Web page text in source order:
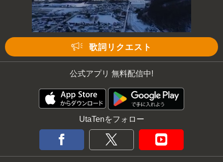
歌詞リクエスト
公式アプリ 無料配信中!
UtaTenをフォロー